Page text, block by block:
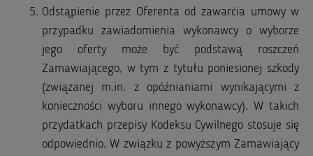
Odstąpienie przez Oferenta od zawarcia umowy w
przypadku zawiadomienia wykonawcy o wyborze
jego oferty może być podstawą roszczeń
Zamawiającego, w tym z tytułu poniesionej szkody
(związanej m.in. z opóźnianiami wynikającymi z
konieczności wyboru innego wykonawcy). W takich
przydatkach przepisy Kodeksu Cywilnego stosuje się
odpowiednio. W związku z powyższym Zamawiający